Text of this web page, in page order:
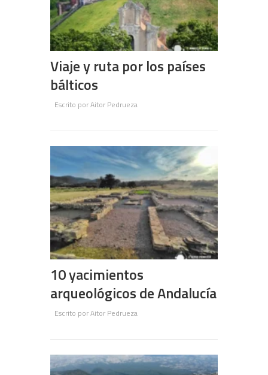
Viaje y ruta por los países
bálticos
Escrito porAitor Pedrueza
10 yacimientos
arqueológicos de Andalucía
Escrito porAitor Pedrueza